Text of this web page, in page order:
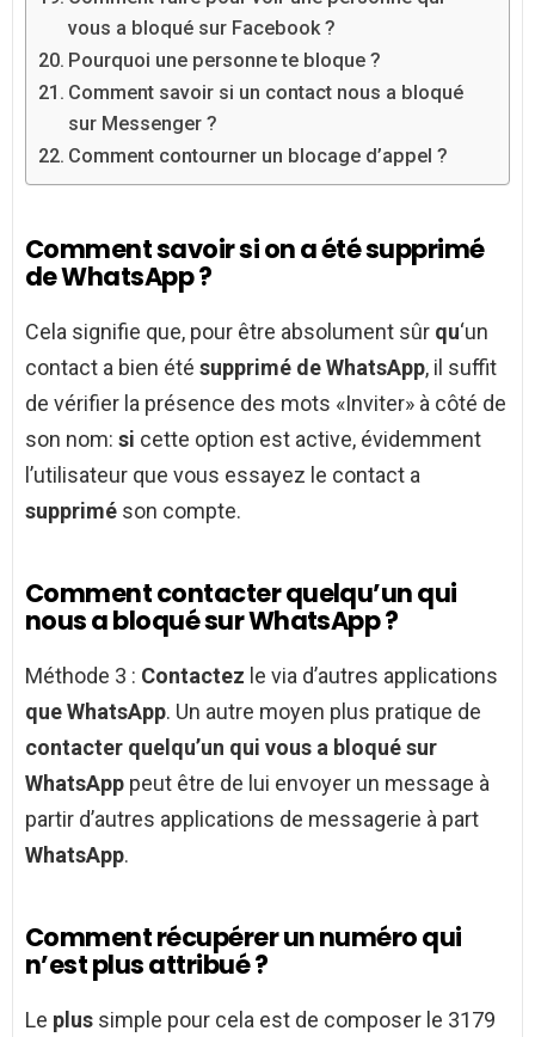
vous a bloqué sur Facebook ?
Pourquoi une personne te bloque ?
Comment savoir si un contact nous a bloqué
sur Messenger ?
Comment contourner un blocage d’appel ?
Comment savoir si on a été supprimé
de WhatsApp ?
Cela signifie que, pour être absolument sûr qu‘un
contact a bien été supprimé de WhatsApp, il suffit
de vérifier la présence des mots «Inviter» à côté de
son nom: si cette option est active, évidemment
l’utilisateur que vous essayez le contact a
supprimé son compte.
Comment contacter quelqu’un qui
nous a bloqué sur WhatsApp ?
Méthode 3 : Contactez le via d’autres applications
que WhatsApp. Un autre moyen plus pratique de
contacter quelqu’un qui vous a bloqué sur
WhatsApp peut être de lui envoyer un message à
partir d’autres applications de messagerie à part
WhatsApp.
Comment récupérer un numéro qui
n’est plus attribué ?
Le plus simple pour cela est de composer le 3179